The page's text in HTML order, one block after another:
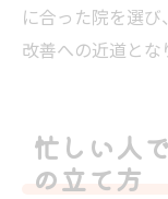
に合った院を選
改善への近道とな
忙しい人
の立て方